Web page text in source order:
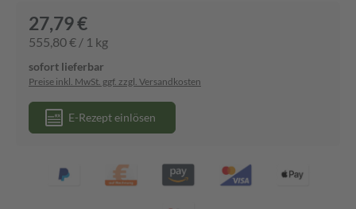
27,79 €
555,80 € / 1 kg
sofort lieferbar
Preise inkl. MwSt. ggf. zzgl. Versandkosten
E-Rezept einlösen